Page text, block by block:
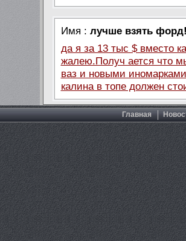
Имя : лучше взять
да я за 13 тыс $ вместо
жалею.Получ ается что
ваз и новыми
калина в топе должен
Главная